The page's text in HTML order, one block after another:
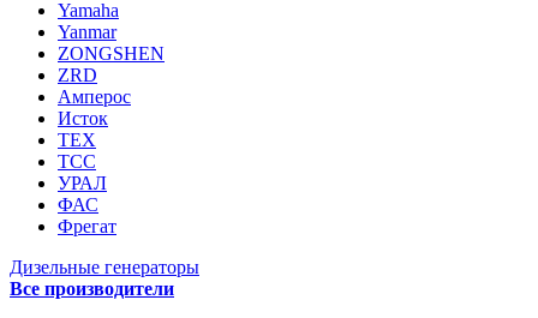
Yamaha
Yanmar
ZONGSHEN
ZRD
Амперос
Исток
ТЕХ
ТСС
УРАЛ
ФАС
Фрегат
Дизельные генераторы
Все производители